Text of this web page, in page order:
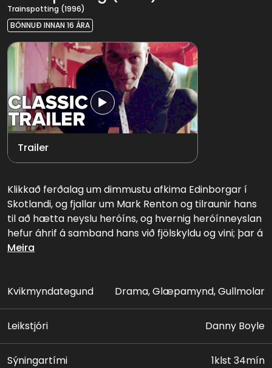
Trainspotting (1996)
BÖNNUÐ INNAN 16 ÁRA
Trailer
Klikkað ferðalag um dimmustu afkima Edinborgar í
Skotlandi, og fjallar um Mark Renton og tilraunir hans
til að hætta neyslu heróíns, og hvernig heróínneyslan
hefur áhrif á samband hans við fjölskyldu og vini; þar á
meðal Sick Boy sem dreymir um að verða eins og
hefur aldrei snert eiturlyf, Tommy, sem getur þó ekki
annað en sýnt þeim áhuga ...
Meira
Kvikmyndategund Drama, Glæpamynd, Gullmolar
Leikstjóri Danny Boyle
Sýningartími 1klst 34mín